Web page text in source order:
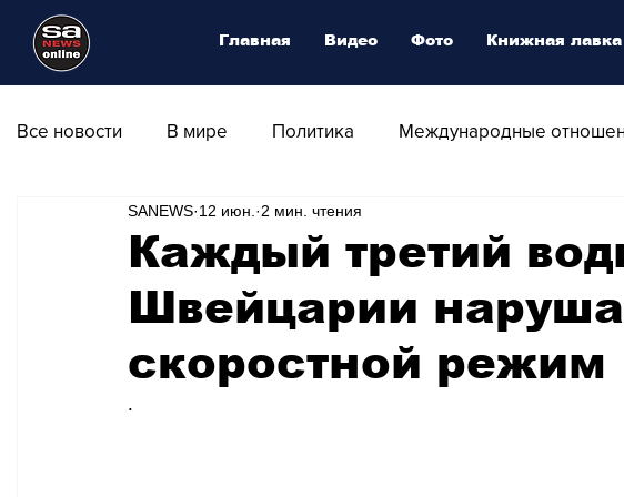
Все новости В мире Политика Международные
Общество Армия Аналитика
Культура Магия искусства Swiss Афиша
Каждый третий
Швейцарии
скоростной режим
SANEWS 12 июн. 2 мин. чтения
.
Главная Видео Фото Книжная лавка